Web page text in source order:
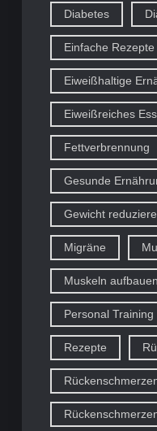
Diabetes
Einfache Rezepte
Eiweißhaltige
Eiweißreiches
Fettverbrennung
Gesunde
Gewicht
Migräne
Muskeln aufbauen
Personal Training
Rezepte